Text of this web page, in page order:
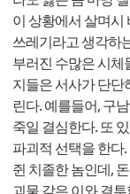
이 상황에서 살며시
쓰레기라고 생각하
부러진 수많은 시체
지들은 서사가 단단
린다. 예를들어, 구
죽일 결심한다. 또
파괴적 선택을 한다
쥔 치졸한 놈인데,